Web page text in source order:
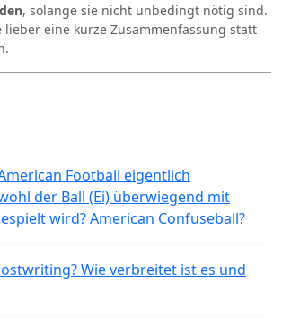
, solange sie nicht unbedingt nötig sind.
lieber eine kurze Zusammenfassung statt
Football eigentlich
der Ball (Ei) überwiegend mit
wird? American Confuseball?
Wie verbreitet ist es und